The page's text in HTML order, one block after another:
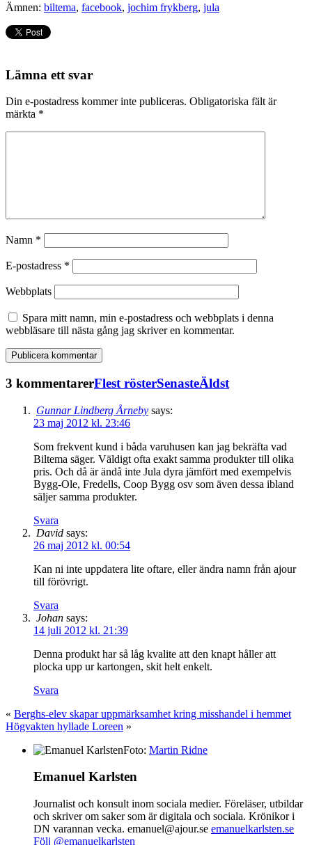
Ämnen: biltema, facebook, jochim frykberg, jula
Lämna ett svar
Din e-postadress kommer inte publiceras. Obligatoriska fält är
märkta *
Namn *
E-postadress *
Webbplats
Spara mitt namn, min e-postadress och webbplats i denna
webbläsare till nästa gång jag skriver en kommentar.
3 kommentarerFlest rösterSenasteÄldst
Gunnar Lindberg Årneby says:
23 maj 2012 kl. 23:46
Som frekvent kund i båda varuhusen kan jag bekräfta vad
Biltema säger. Väldigt ofta exakt samma produkter till olika
pris. Och då är ändå inte Jula dyra jämfört med exempelvis
Bygg-Ole, Fredells, Coop Bygg osv som även dessa ibland
säljer samma produkter.
Svara
David says:
26 maj 2012 kl. 00:54
Kan ni inte uppdatera lite oftare, eller ändra namn från ajour
till förövrigt.
Svara
Johan says:
14 juli 2012 kl. 21:39
Denna produkt har så låg kvalite att den knapt håller att
plocka upp ur kartongen, skit helt enkelt.
Svara
« Berghs-elev skapar uppmärksamhet kring misshandel i hemmet
Högvakten hyllade Loreen »
Foto: Martin Ridne
Emanuel Karlsten
Journalist och konsult inom sociala medier. Föreläser, utbildar
och skriver om saker som är digitala och sociala. Krönikor i
DN varannan vecka. emanuel@ajour.se emanuelkarlsten.se
Följ @emanuelkarlsten